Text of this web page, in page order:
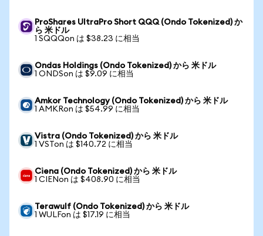
ProShares UltraPro Short QQQ (Ondo Tokenized) か
ら 米ドル
1 SQQQon は $38.23 に相当
Ondas Holdings (Ondo Tokenized) から 米ドル
1 ONDSon は $9.09 に相当
Amkor Technology (Ondo Tokenized) から 米ドル
1 AMKRon は $54.99 に相当
Vistra (Ondo Tokenized) から 米ドル
1 VSTon は $140.72 に相当
Ciena (Ondo Tokenized) から 米ドル
1 CIENon は $408.90 に相当
Terawulf (Ondo Tokenized) から 米ドル
1 WULFon は $17.19 に相当